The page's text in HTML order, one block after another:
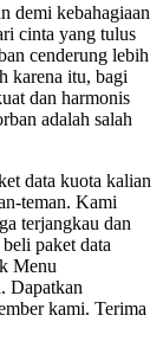
demi kebahagiaan
cinta yang tulus
cenderung lebih
karena itu, bagi
dan harmonis
adalah salah
data kuota kalian
teman. Kami
terjangkau dan
paket data
Menu
Dapatkan
kami. Terima